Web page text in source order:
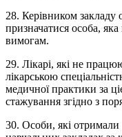
28. Керівником закладу
призначатися особа,
вимогам.
29. Лікарі, які не
лікарською
медичної практики за
стажування згідно з
30. Особи, які